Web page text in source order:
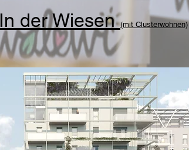
In der Wiesen(mit Clusterwohnen)